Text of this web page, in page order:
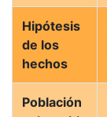
Hipótesis
de los
hechos
Población